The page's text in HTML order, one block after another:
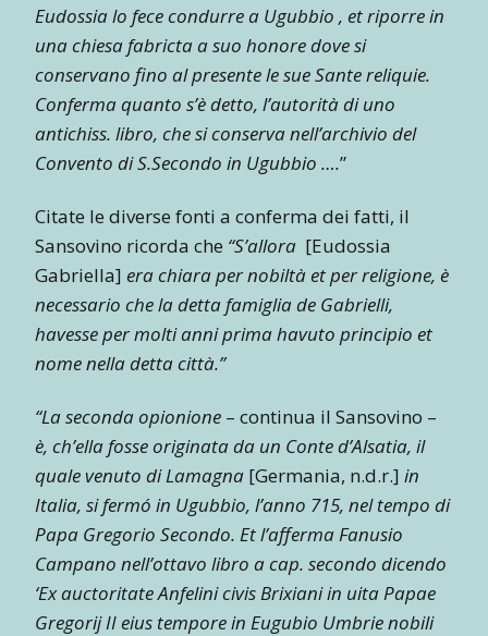
Eudossia lo fece condurre a Ugubbio , et riporre in
una chiesa fabricta a suo honore dove si
conservano fino al presente le sue Sante reliquie.
Conferma quanto s’è detto, l’autorità di uno
antichiss. libro, che si conserva nell’archivio del
Convento di S.Secondo in Ugubbio ….”
Citate le diverse fonti a conferma dei fatti, il
Sansovino ricorda che “S’allora [Eudossia
Gabriella] era chiara per nobiltà et per religione, è
necessario che la detta famiglia de Gabrielli,
havesse per molti anni prima havuto principio et
nome nella detta città.”
“La seconda opionione – continua il Sansovino –
è, ch’ella fosse originata da un Conte d’Alsatia, il
quale venuto di Lamagna [Germania, n.d.r.] in
Italia, si fermó in Ugubbio, l’anno 715, nel tempo di
Papa Gregorio Secondo. Et l’afferma Fanusio
Campano nell’ottavo libro a cap. secondo dicendo
‘Ex auctoritate Anfelini civis Brixiani in uita Papae
Gregorij II eius tempore in Eugubio Umbrie nobili